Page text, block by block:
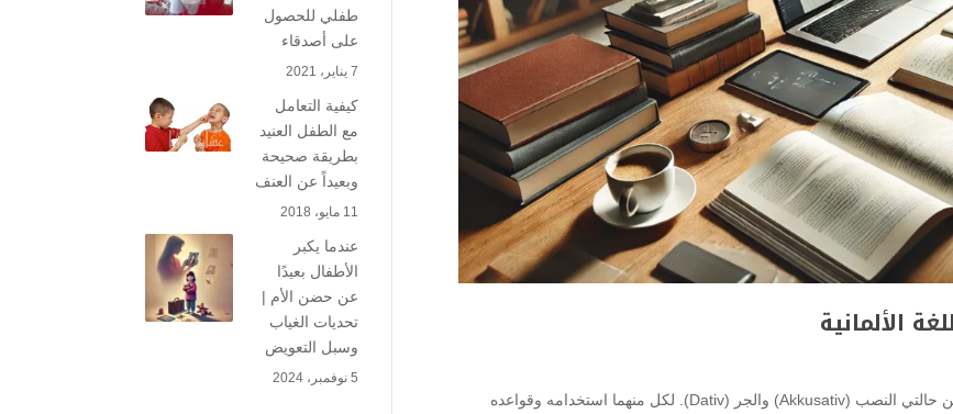
عند تعلم اللغة الألمانية، يواجه المتعلمون تحديًا في التفريق بين حالتي النصب (Akkusativ) والجر (Dativ). لكل منهما استخدامه وقواعده
طفلي للحصول
على أصدقاء
7 يناير، 2021
كيفية التعامل
مع الطفل العنيد
بطريقة صحيحة
وبعيداً عن العنف
11 مايو، 2018
عندما يكبر
الأطفال بعيدًا
عن حضن الأم |
تحديات الغياب
وسبل التعويض
5 نوفمبر، 2024